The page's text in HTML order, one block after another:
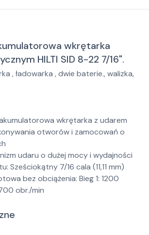
wkrętarka
HILTI SID 8-22 7/16".
, ładowarka , dwie baterie., walizka,
wkrętarka z udarem
otworów i zamocowań o
udaru o dużej mocy i wydajności
Sześciokątny 7/16 cala (11,11 mm)
bez obciążenia: Bieg 1: 1200
obr./min